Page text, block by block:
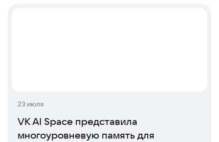
23 июля
VK AI Space представила
многоуровневую память для